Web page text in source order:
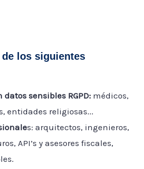
los siguientes
sensibles RGPD: médicos,
entidades religiosas...
s: arquitectos, ingenieros,
API’s y asesores fiscales,